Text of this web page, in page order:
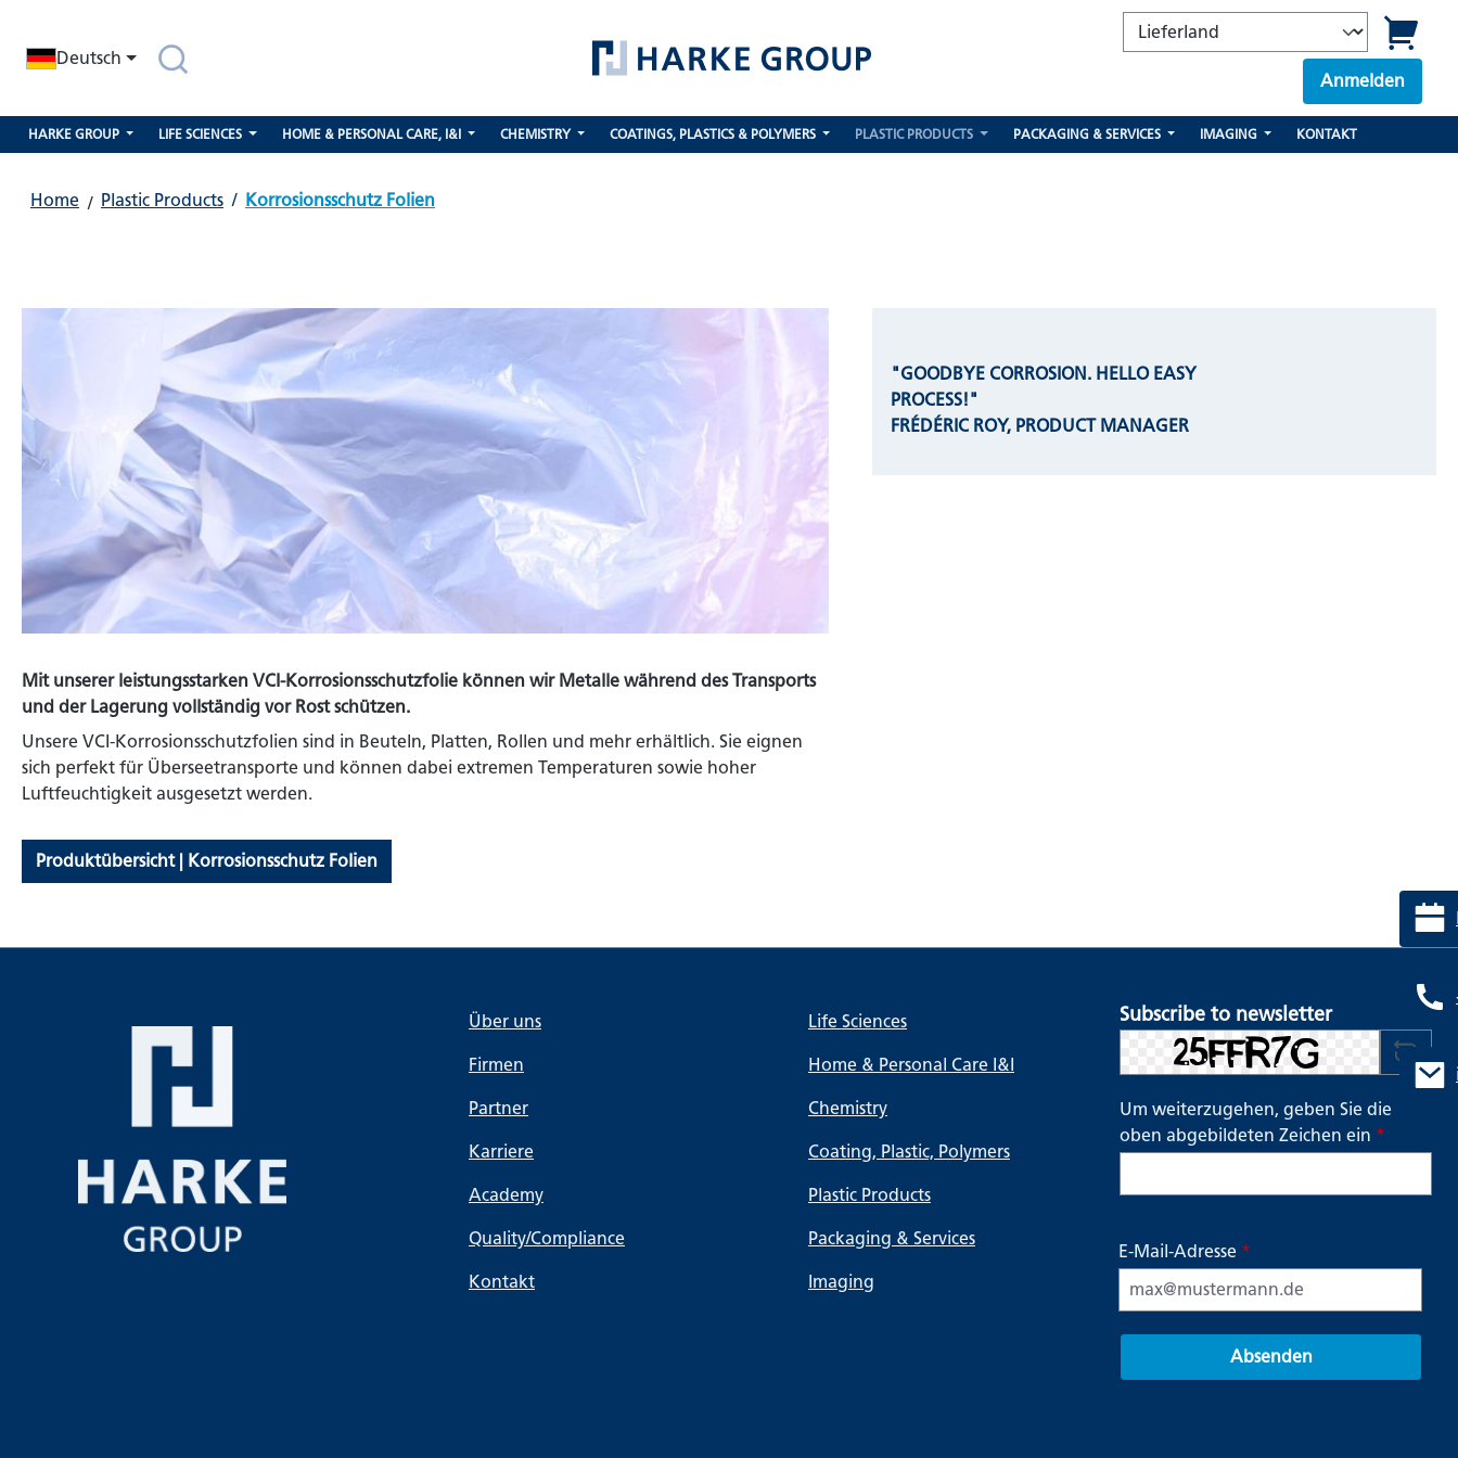
Deutsch
Anmelden
HARKE GROUP LIFE SCIENCES HOME & PERSONAL CARE, I&I CHEMISTRY COATINGS, PLASTICS & POLYMERS PLASTIC PRODUCTS PACKAGING & SERVICES IMAGING KONTAKT
Home Plastic Products / Korrosionsschutz Folien
Mit unserer leistungsstarken VCI-Korrosionsschutzfolie können wir Metalle während des Transports
und der Lagerung vollständig vor Rost schützen.
Unsere VCI-Korrosionsschutzfolien sind in Beuteln, Platten, Rollen und mehr erhältlich. Sie eignen
sich perfekt für Überseetransporte und können dabei extremen Temperaturen sowie hoher
Luftfeuchtigkeit ausgesetzt werden.
Produktübersicht | Korrosionsschutz Folien
"GOODBYE CORROSION. HELLO EASY
PROCESS!"
FRÉDÉRIC ROY, PRODUCT MANAGER
Über uns
Firmen
Partner
Karriere
Academy
Quality/Compliance
Kontakt
Life Sciences
Home & Personal Care I&I
Chemistry
Coating, Plastic, Polymers
Plastic Products
Packaging & Services
Imaging
Subscribe to newsletter
Um weiterzugehen, geben Sie die
oben abgebildeten Zeichen ein *
E-Mail-Adresse *
Absenden